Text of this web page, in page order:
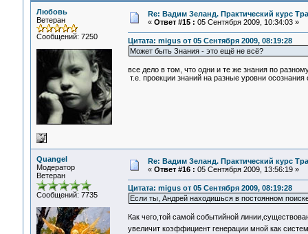
Любовь
Ветеран
Сообщений: 7250
Re: Вадим Зеланд. Практический курс
« Ответ #15 : 05 Сентября 2009, 10:34:03 »
Цитата: migus от 05 Сентября 2009, 08:19:28
Может быть Знания - это ещё не всё?
все дело в том, что одни и те же знания по
т.е. проекции знаний на разные уровни осознания
Quangel
Модератор
Ветеран
Сообщений: 7735
Re: Вадим Зеланд. Практический курс
« Ответ #16 : 05 Сентября 2009, 13:56:19 »
Цитата: migus от 05 Сентября 2009, 08:19:28
Если ты, Андрей находишься в постоянном
Как чего,той самой событийной
увеличит коэффициент генерации мной как